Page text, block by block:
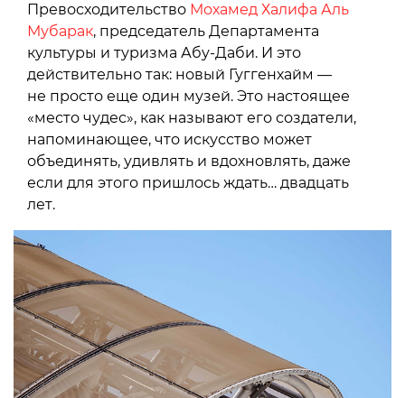
Превосходительство Мохамед Халифа Аль
Мубарак, председатель Департамента
культуры и туризма Абу-Даби. И это
действительно так: новый Гуггенхайм —
не просто еще один музей. Это настоящее
«место чудес», как называют его создатели,
напоминающее, что искусство может
объединять, удивлять и вдохновлять, даже
если для этого пришлось ждать… двадцать
лет.